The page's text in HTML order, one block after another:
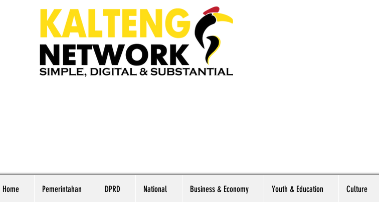
Home Pemerintahan DPRD National Business & Economy Youth & Education Culture